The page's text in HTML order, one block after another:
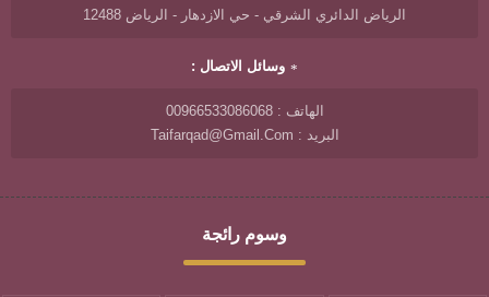
الرياض الدائري الشرقي - حي الازدهار - الرياض 12488
وسائل الاتصال :
الهاتف : 00966533086068
البريد : Taifarqad@gmail.com
وسوم رائجة